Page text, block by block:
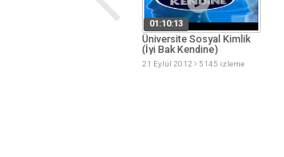
01:10:13
Üniversite Sosyal Kimlik
(İyi Bak Kendine)
21 Eylül 2012 5145 izleme